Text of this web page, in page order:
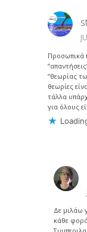
Προσωπικά
“θεωρίας
θεωρίες
τάλλα
για όλους
Δε μιλάω
κάθε